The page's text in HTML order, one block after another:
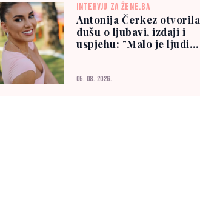
INTERVJU ZA ŽENE.BA
Antonija Čerkez otvorila
dušu o ljubavi, izdaji i
uspjehu: "Malo je ljudi
05. 08. 2026.